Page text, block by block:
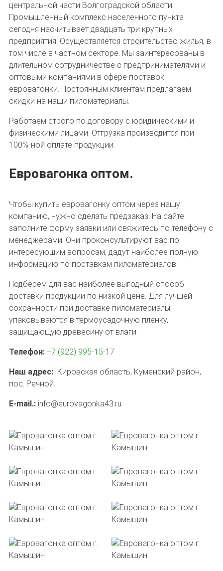
центральной части Волгоградской области.
Промышленный комплекс населенного пункта
сегодня насчитывает двадцать три крупных
предприятия. Осуществляется строительство жилья, в
том числе в частном секторе. Мы заинтересованы в
длительном сотрудничестве с предпринимателями и
оптовыми компаниями в сфере поставок
евровагонки. Постоянным клиентам предлагаем
скидки на наши пиломатериалы.
Работаем строго по договору с юридическими и
физическими лицами. Отгрузка производится при
100%-ной оплате продукции.
Евровагонка оптом.
Чтобы купить евровагонку оптом через нашу
компанию, нужно сделать предзаказ. На сайте
заполните форму заявки или свяжитесь по телефону с
менеджерами. Они проконсультируют вас по
интересующим вопросам, дадут наиболее полную
информацию по поставкам пиломатериалов.
Подберем для вас наиболее выгодный способ
доставки продукции по низкой цене. Для лучшей
сохранности при доставке пиломатериалы
упаковываются в термоусадочную пленку,
защищающую древесину от влаги.
Телефон: +7 (922) 995-15-17
Наш адрес: Кировская область, Куменский район,
пос. Речной.
E-mail.: info@eurovagonka43.ru